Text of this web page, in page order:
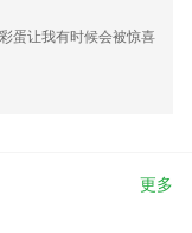
蛋让我有时候会被惊喜
更多